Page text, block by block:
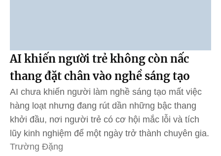
AI khiến người trẻ không còn nấc
thang đặt chân vào nghề sáng tạo
AI chưa khiến người làm nghề sáng tạo mất việc
hàng loạt nhưng đang rút dần những bậc thang
khởi đầu, nơi người trẻ có cơ hội mắc lỗi và tích
lũy kinh nghiệm để một ngày trở thành chuyên gia.
Trường Đặng